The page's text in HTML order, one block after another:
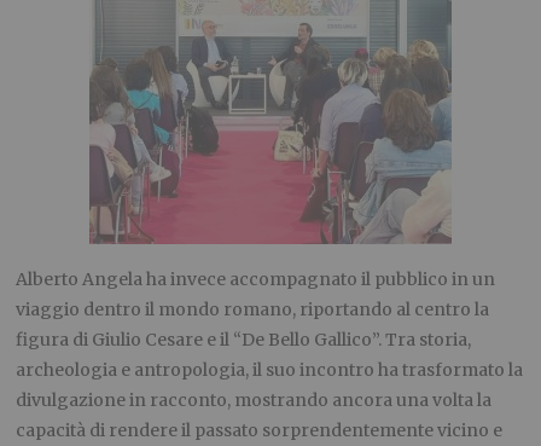
Alberto Angela ha invece accompagnato il pubblico in un
viaggio dentro il mondo romano, riportando al centro la
figura di Giulio Cesare e il “De Bello Gallico”. Tra storia,
archeologia e antropologia, il suo incontro ha trasformato la
divulgazione in racconto, mostrando ancora una volta la
capacità di rendere il passato sorprendentemente vicino e